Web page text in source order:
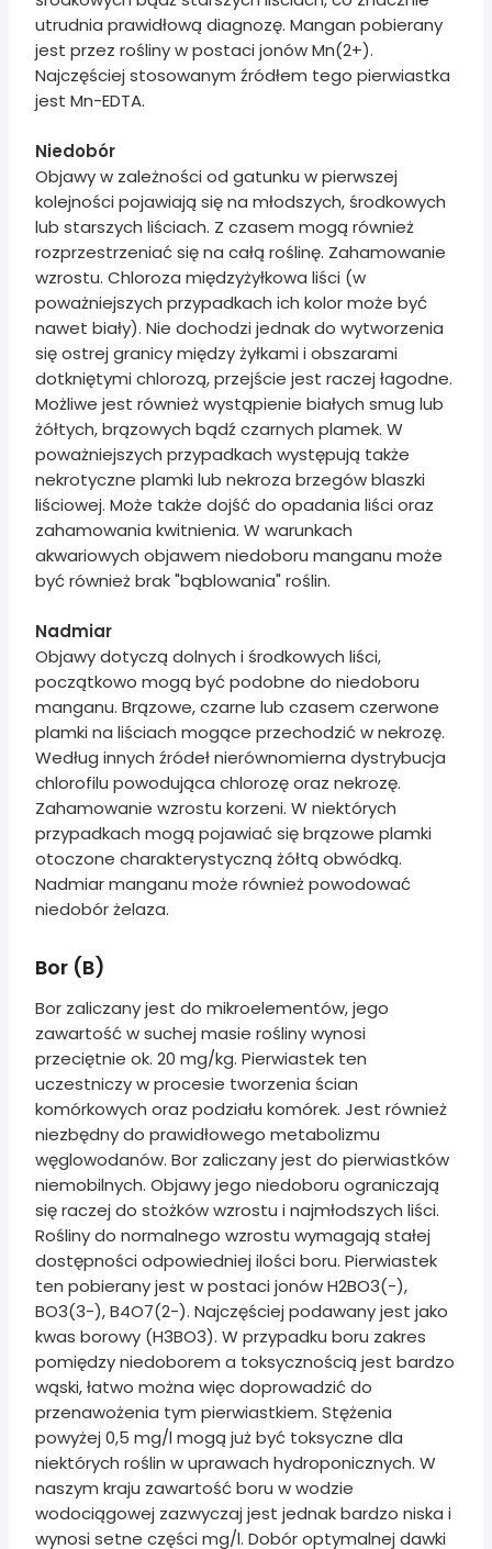
utrudnia prawidłową diagnozę. Mangan pobierany
jest przez rośliny w postaci jonów Mn(2+).
Najczęściej stosowanym źródłem tego pierwiastka
jest Mn-EDTA.
Niedobór
Objawy w zależności od gatunku w pierwszej
kolejności pojawiają się na młodszych, środkowych
lub starszych liściach. Z czasem mogą również
rozprzestrzeniać się na całą roślinę. Zahamowanie
wzrostu. Chloroza międzyżyłkowa liści (w
poważniejszych przypadkach ich kolor może być
nawet biały). Nie dochodzi jednak do wytworzenia
się ostrej granicy między żyłkami i obszarami
dotkniętymi chlorozą, przejście jest raczej łagodne.
Możliwe jest również wystąpienie białych smug lub
żółtych, brązowych bądź czarnych plamek. W
poważniejszych przypadkach występują także
nekrotyczne plamki lub nekroza brzegów blaszki
liściowej. Może także dojść do opadania liści oraz
zahamowania kwitnienia. W warunkach
akwariowych objawem niedoboru manganu może
być również brak "bąblowania" roślin.
Nadmiar
Objawy dotyczą dolnych i środkowych liści,
początkowo mogą być podobne do niedoboru
manganu. Brązowe, czarne lub czasem czerwone
plamki na liściach mogące przechodzić w nekrozę.
Według innych źródeł nierównomierna dystrybucja
chlorofilu powodująca chlorozę oraz nekrozę.
Zahamowanie wzrostu korzeni. W niektórych
przypadkach mogą pojawiać się brązowe plamki
otoczone charakterystyczną żółtą obwódką.
Nadmiar manganu może również powodować
niedobór żelaza.
Bor (B)
Bor zaliczany jest do mikroelementów, jego
zawartość w suchej masie rośliny wynosi
przeciętnie ok. 20 mg/kg. Pierwiastek ten
uczestniczy w procesie tworzenia ścian
komórkowych oraz podziału komórek. Jest również
niezbędny do prawidłowego metabolizmu
węglowodanów. Bor zaliczany jest do pierwiastków
niemobilnych. Objawy jego niedoboru ograniczają
się raczej do stożków wzrostu i najmłodszych liści.
Rośliny do normalnego wzrostu wymagają stałej
dostępności odpowiedniej ilości boru. Pierwiastek
ten pobierany jest w postaci jonów H2BO3(-),
BO3(3-), B4O7(2-). Najczęściej podawany jest jako
kwas borowy (H3BO3). W przypadku boru zakres
pomiędzy niedoborem a toksycznością jest bardzo
wąski, łatwo można więc doprowadzić do
przenawożenia tym pierwiastkiem. Stężenia
powyżej 0,5 mg/l mogą już być toksyczne dla
niektórych roślin w uprawach hydroponicznych. W
naszym kraju zawartość boru w wodzie
wodociągowej zazwyczaj jest jednak bardzo niska i
wynosi setne części mg/l. Dobór optymalnej dawki